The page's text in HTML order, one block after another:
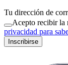
Tu dirección de
Acepto recibir la
privacidad para
Inscribirse